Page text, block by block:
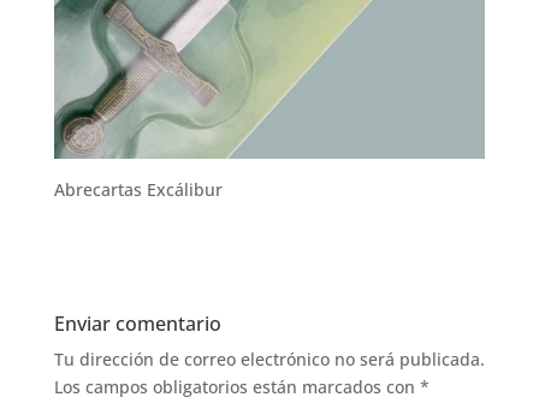
Abrecartas Excálibur
Enviar comentario
Tu dirección de correo electrónico no será publicada.
Los campos obligatorios están marcados con *